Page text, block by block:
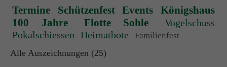
Termine Schützenfest Events
Königshaus
100 Jahre
Flotte Sohle
Vogelschuss
Pokalschiessen
Heimatbote Familienfest
Alle Auszeichnungen (25)